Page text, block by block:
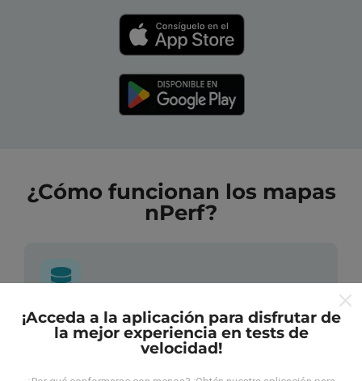
¿Cómo funcionan los mapas
nPerf?
¿De dónde provienen los datos?
¡Acceda a la aplicación para disfrutar de
la mejor experiencia en tests de
velocidad!